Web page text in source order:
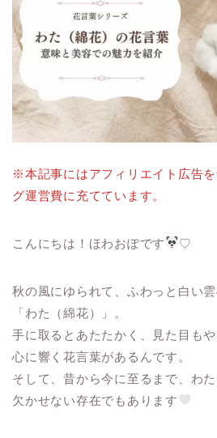
※本記事にはアフィリエイト広告
グ運営費に充てています。
こんにちは！ほわおぽです ♡
秋の風にゆられて、ふわっと白い
「わた（綿花）」。
手に取るとあたたかく、見た目も
心に響く花言葉があるんです。
そして、昔から今に至るまで、わ
欠かせない存在でもあります